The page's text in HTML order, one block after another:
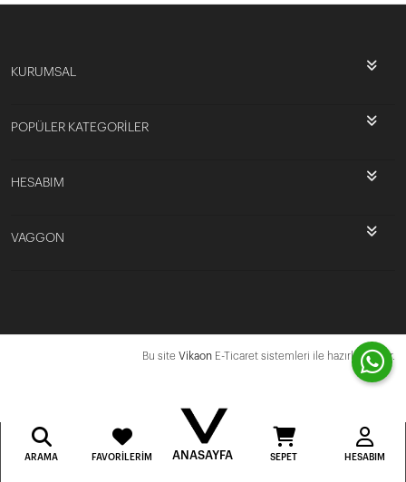
KURUMSAL
POPÜLER KATEGORİLER
HESABIM
VAGGON
Bu site Vikaon E-Ticaret sistemleri ile hazırlanmıştır.
ARAMA FAVORILERIM ANASAYFA SEPET HESABIM